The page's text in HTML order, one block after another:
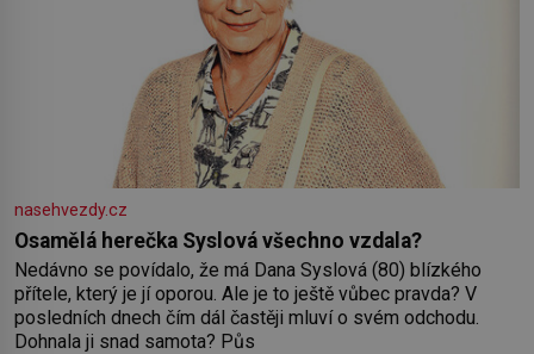
nasehvezdy.cz
Osamělá herečka Syslová všechno vzdala?
Nedávno se povídalo, že má Dana Syslová (80) blízkého
přítele, který je jí oporou. Ale je to ještě vůbec pravda? V
posledních dnech čím dál častěji mluví o svém odchodu.
Dohnala ji snad samota? Půs